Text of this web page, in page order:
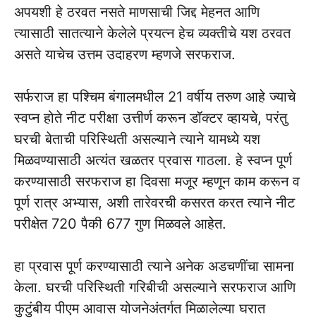
अपयशी हे ठरवत नसते माणसाची जिद्द मेहनत आणि
त्यासाठी सातत्याने केलेले प्रयत्न हेच व्यक्तीचे यश ठरवत
असते याचेच उत्तम उदाहरण म्हणजे सरफराज.
सर्फराज हा पश्चिम बंगालमधील 21 वर्षीय तरुण आहे ज्याचे
स्वप्न होते नीट परीक्षा उत्तीर्ण करून डॉक्टर व्हायचे, परंतु
घरची बेताची परिस्थिती असल्याने त्याने यामध्ये यश
मिळवण्यासाठी अत्यंत खळतर प्रवास गाठला. हे स्वप्न पूर्ण
करण्यासाठी सरफराज हा दिवसा मजूर म्हणून काम करून व
पूर्ण रात्र अभ्यास, अशी तारेवरची कसरत करत त्याने नीट
परीक्षेत 720 पैकी 677 गुण मिळवले आहेत.
हा प्रवास पूर्ण करण्यासाठी त्याने अनेक अडचणींचा सामना
केला. घरची परिस्थिती गरिबीची असल्याने सरफराज आणि
कुटुंबीय पीएम आवास योजनेअंतर्गत मिळालेल्या घरात